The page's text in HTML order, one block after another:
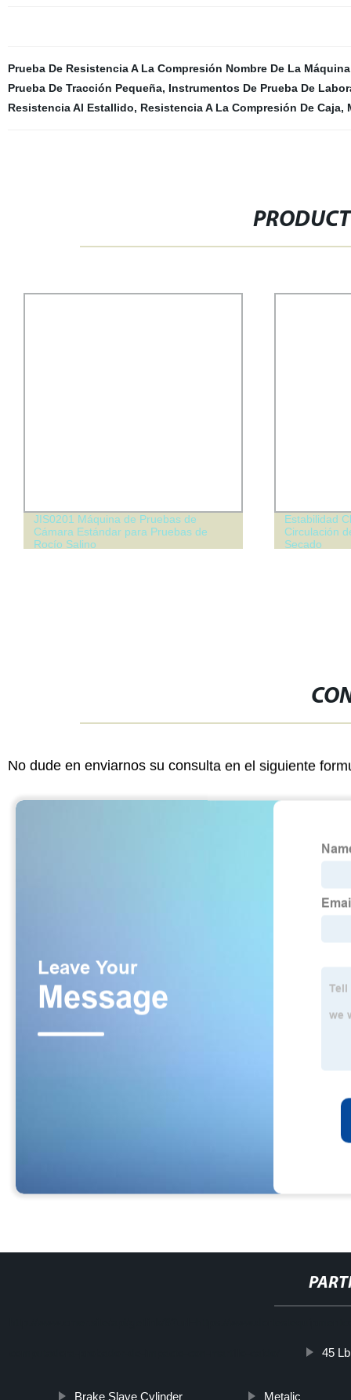
Prueba De Resistencia A La Compresión Nombre De La Máquina
Prueba De Tracción Pequeña, Instrumentos De Prueba De
Resistencia Al Estallido, Resistencia A La Compresión De Caja,
JIS0201 Máquina de Pruebas de
Cámara Estándar para Pruebas de
Rocío Salino
Estabilidad
Circulación
Secado
No dude en enviarnos su consulta en el siguiente
45
Brake Slave Cylinder Metalic